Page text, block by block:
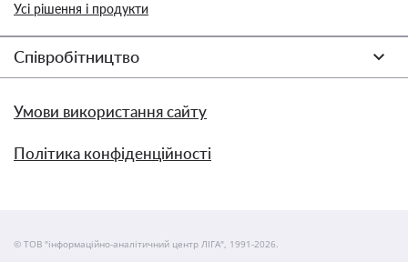
Усі рішення і продукти
Співробітництво
Умови використання сайту
Політика конфіденційності
© ТОВ "інформаційно-аналітичний центр ЛІГА", 1991-2026.